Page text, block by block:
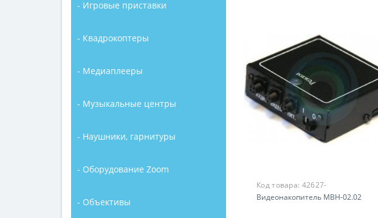
- Игровые приставки
- Квадрокоптеры
- Медиаплееры
- Музыкальные центры
- Наушники, гарнитуры
- Оборудование Zoom
- Объективы
Код товара: 42627-
Видеонакопитель МВН-02.02